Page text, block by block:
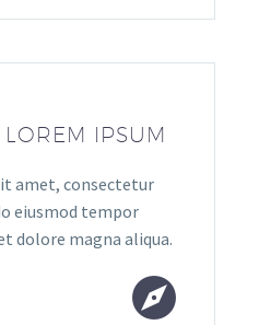
IPSUM
amet, consectetur
eiusmod tempor
dolore magna aliqua.

